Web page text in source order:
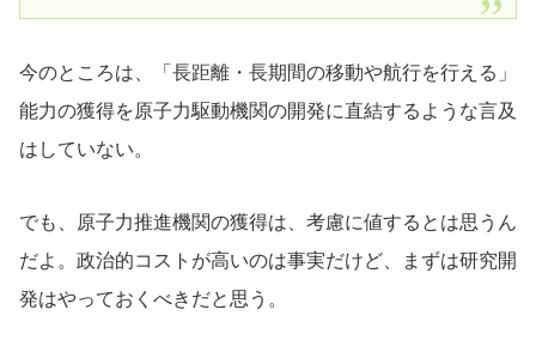
今のところは、「長距離・長期間の移動や航行を行える」
能力の獲得を原子力駆動機関の開発に直結するような言及
はしていない。
でも、原子力推進機関の獲得は、考慮に値するとは思うん
だよ。政治的コストが高いのは事実だけど、まずは研究開
発はやっておくべきだと思う。